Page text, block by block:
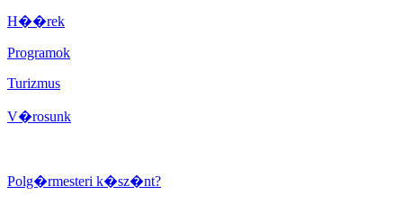
H��rek
Programok
Turizmus
V�rosunk
Polg�rmesteri k�sz�nt?